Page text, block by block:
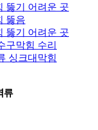
뚫기 어려운 곳
뚫음
뚫기 어려운 곳
구막힘 수리
싱크대막힘
류